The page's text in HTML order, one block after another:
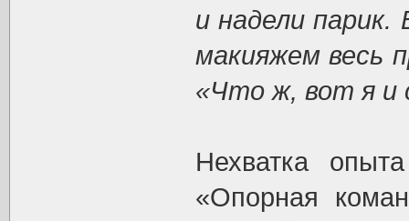
и надели парик.
макияжем весь
«Что ж, вот я и
Нехватка
«Опорная